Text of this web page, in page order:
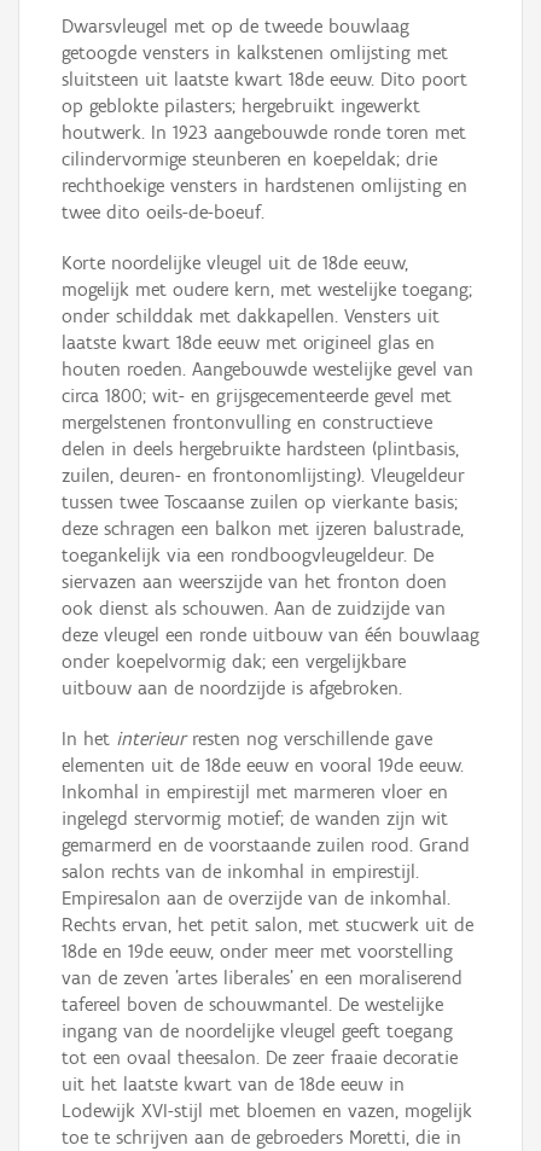
Dwarsvleugel met op de tweede bouwlaag
getoogde vensters in kalkstenen omlijsting met
sluitsteen uit laatste kwart 18de eeuw. Dito poort
op geblokte pilasters; hergebruikt ingewerkt
houtwerk. In 1923 aangebouwde ronde toren met
cilindervormige steunberen en koepeldak; drie
rechthoekige vensters in hardstenen omlijsting en
twee dito oeils-de-boeuf.
Korte noordelijke vleugel uit de 18de eeuw,
mogelijk met oudere kern, met westelijke toegang;
onder schilddak met dakkapellen. Vensters uit
laatste kwart 18de eeuw met origineel glas en
houten roeden. Aangebouwde westelijke gevel van
circa 1800; wit- en grijsgecementeerde gevel met
mergelstenen frontonvulling en constructieve
delen in deels hergebruikte hardsteen (plintbasis,
zuilen, deuren- en frontonomlijsting). Vleugeldeur
tussen twee Toscaanse zuilen op vierkante basis;
deze schragen een balkon met ijzeren balustrade,
toegankelijk via een rondboogvleugeldeur. De
siervazen aan weerszijde van het fronton doen
ook dienst als schouwen. Aan de zuidzijde van
deze vleugel een ronde uitbouw van één bouwlaag
onder koepelvormig dak; een vergelijkbare
uitbouw aan de noordzijde is afgebroken.
In het interieur resten nog verschillende gave
elementen uit de 18de eeuw en vooral 19de eeuw.
Inkomhal in empirestijl met marmeren vloer en
ingelegd stervormig motief; de wanden zijn wit
gemarmerd en de voorstaande zuilen rood. Grand
salon rechts van de inkomhal in empirestijl.
Empiresalon aan de overzijde van de inkomhal.
Rechts ervan, het petit salon, met stucwerk uit de
18de en 19de eeuw, onder meer met voorstelling
van de zeven 'artes liberales' en een moraliserend
tafereel boven de schouwmantel. De westelijke
ingang van de noordelijke vleugel geeft toegang
tot een ovaal theesalon. De zeer fraaie decoratie
uit het laatste kwart van de 18de eeuw in
Lodewijk XVI-stijl met bloemen en vazen, mogelijk
toe te schrijven aan de gebroeders Moretti, die in